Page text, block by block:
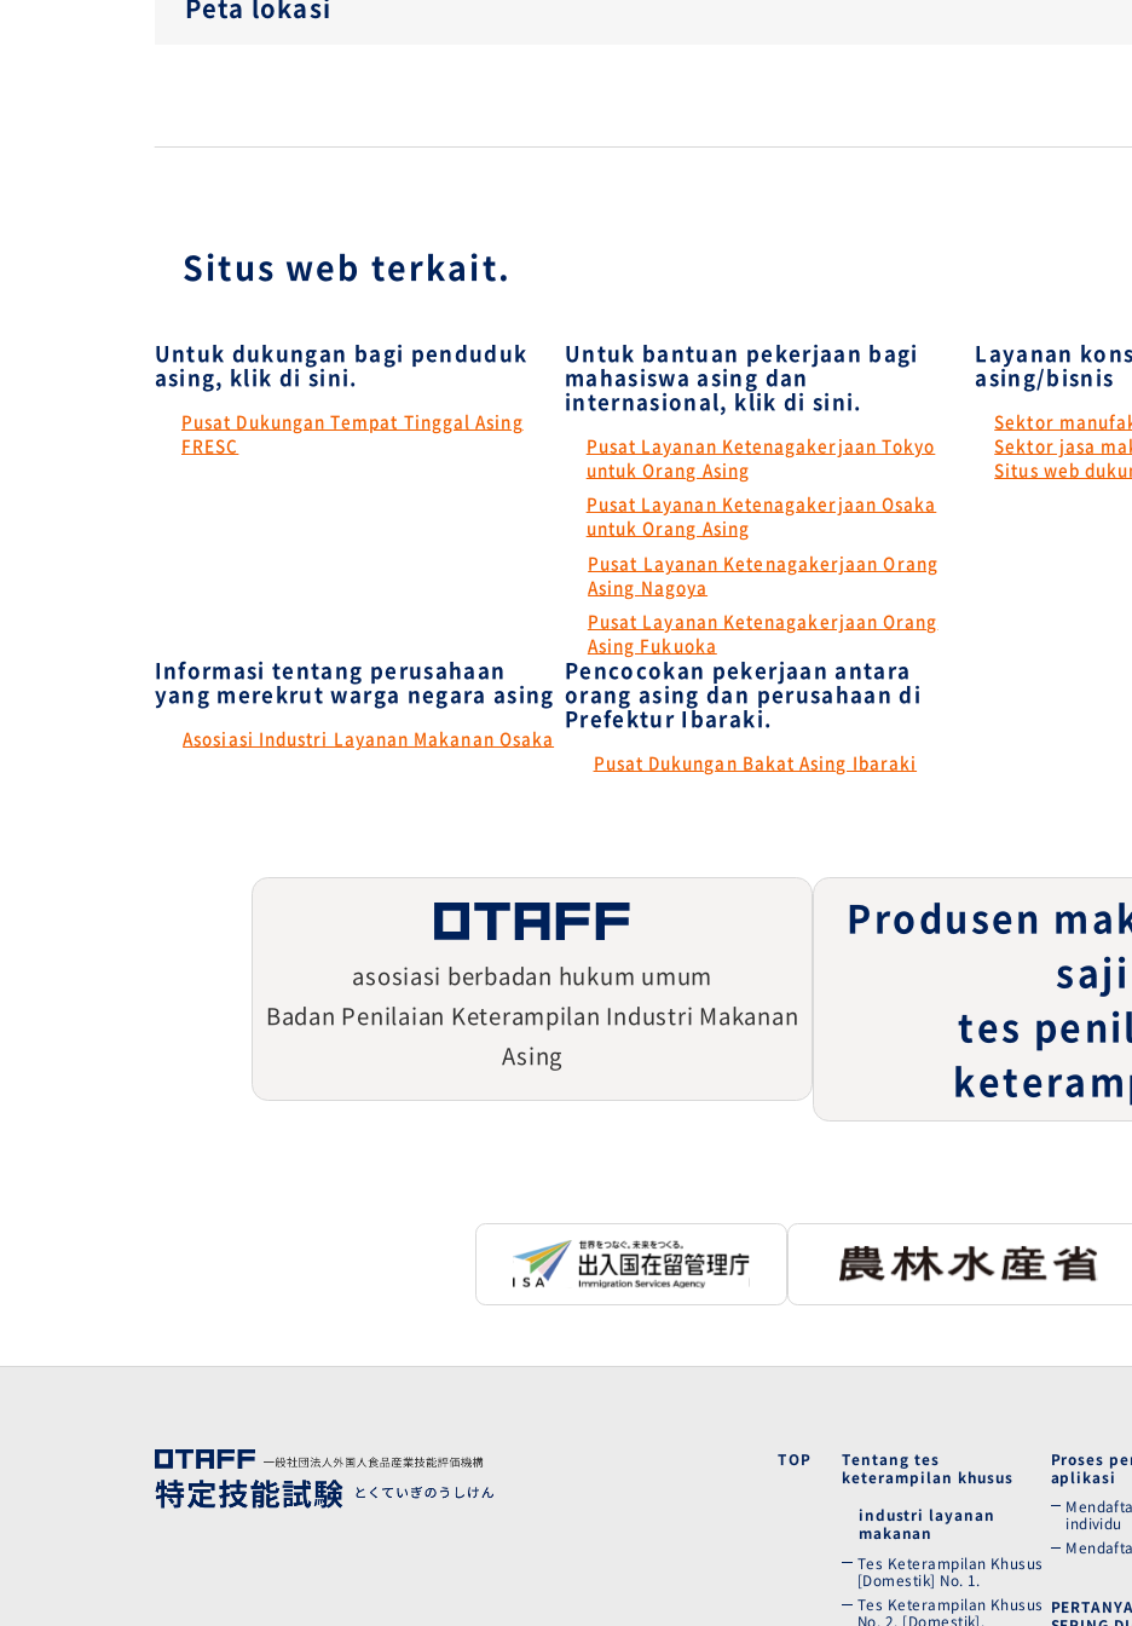
Peta lokasi
Situs web terkait.
Untuk dukungan bagi penduduk
asing, klik di sini.
Pusat Dukungan Tempat Tinggal Asing
FRESC
Untuk bantuan pekerjaan bagi
mahasiswa asing dan
internasional, klik di sini.
Pusat Layanan Ketenagakerjaan Tokyo
untuk Orang Asing
Pusat Layanan Ketenagakerjaan Osaka
untuk Orang Asing
Pusat Layanan Ketenagakerjaan Orang
Asing Nagoya
Pusat Layanan Ketenagakerjaan Orang
Asing Fukuoka
Layanan
asing/bisnis
Sektor
Sektor jasa
Situs web
Informasi tentang perusahaan
yang merekrut warga negara asing
Asosiasi Industri Layanan Makanan Osaka
Pencocokan pekerjaan antara
orang asing dan perusahaan di
Prefektur Ibaraki.
Pusat Dukungan Bakat Asing Ibaraki
asosiasi berbadan hukum umum
Badan Penilaian Keterampilan Industri Makanan
Asing
Produsen
saji
tes
TOP
Tentang tes
keterampilan khusus
industri layanan
makanan
Tes Keterampilan Khusus
[Domestik] No. 1.
Tes Keterampilan Khusus
No. 2. [Domestik].
Proses
aplikasi
individu